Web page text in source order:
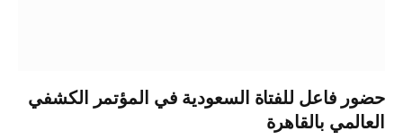
حضور فاعل للفتاة السعودية في المؤتمر الكشفي
العالمي بالقاهرة